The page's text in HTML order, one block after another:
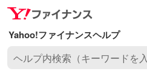
ナ
ビ
ゲ
ー
メ
イ
ン
コ